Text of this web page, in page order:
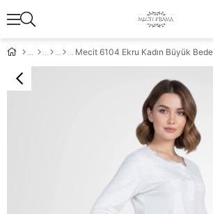
Mecit 6104 Ekru Kadın Büyük